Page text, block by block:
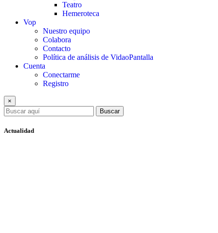
Teatro
Hemeroteca
Vop
Nuestro equipo
Colabora
Contacto
Política de análisis de VidaoPantalla
Cuenta
Conectarme
Registro
×
Buscar
Actualidad